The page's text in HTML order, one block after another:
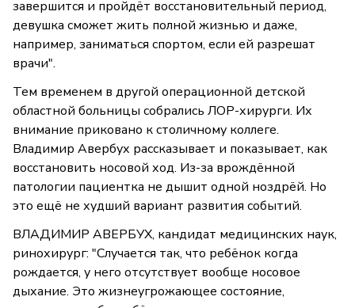
завершится и пройдёт восстановительный период,
девушка сможет жить полной жизнью и даже,
например, заниматься спортом, если ей разрешат
врачи".
Тем временем в другой операционной детской
областной больницы собрались ЛОР-хирурги. Их
внимание приковано к столичному коллеге.
Владимир Авербух рассказывает и показывает, как
восстановить носовой ход. Из-за врождённой
патологии пациентка не дышит одной ноздрёй. Но
это ещё не худший вариант развития событий.
ВЛАДИМИР АВЕРБУХ, кандидат медицинских наук,
ринохирург: "Случается так, что ребёнок когда
рождается, у него отсутствует вообще носовое
дыхание. Это жизнеугрожающее состояние,